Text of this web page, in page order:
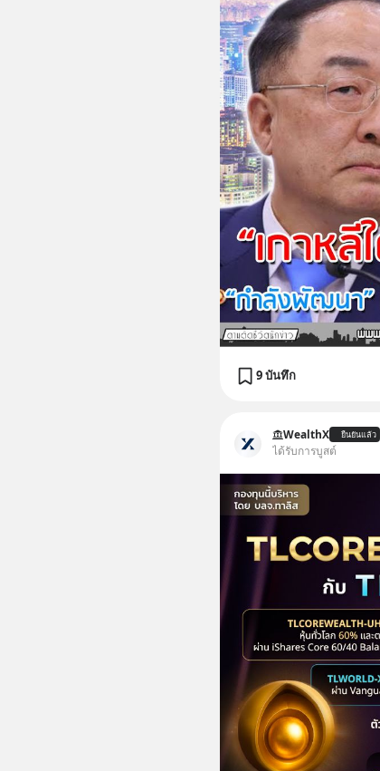
9 บันทึก
WealthX ยืนยันแล้ว
ได้รับการบูสต์